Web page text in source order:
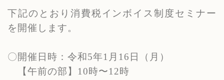
下記のとおり消費税インボイス制度セミナー
を開催します。
〇開催日時：令和5年1 月 16 日（月）
【午前の部】 10時〜12時